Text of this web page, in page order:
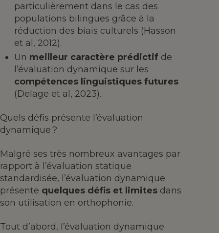
particulièrement dans le cas des
populations bilingues grâce à la
réduction des biais culturels (Hasson
et al, 2012).
Un meilleur caractère prédictifde
l’évaluation dynamique sur les
compétences linguistiques futures
(Delage et al, 2023).
Quels défis présente l’évaluation
dynamique ?
Malgré ses très nombreux avantages par
rapport à l’évaluation statique
standardisée, l’évaluation dynamique
présente quelques défis et limites dans
son utilisation en orthophonie.
Tout d’abord, l’évaluation dynamique